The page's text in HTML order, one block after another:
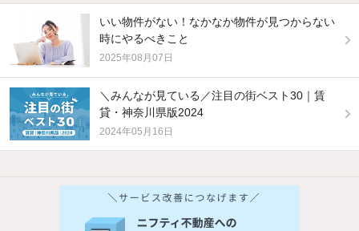
いい物件がない！なかなか物件が見つからない
時にやるべきこと
2025年08月07日
＼みんなが見ている／注目の街ベスト30｜賃
貸・神奈川県版2024
2024年05月16日
他の人はこんな条件で絞り込んでいます！